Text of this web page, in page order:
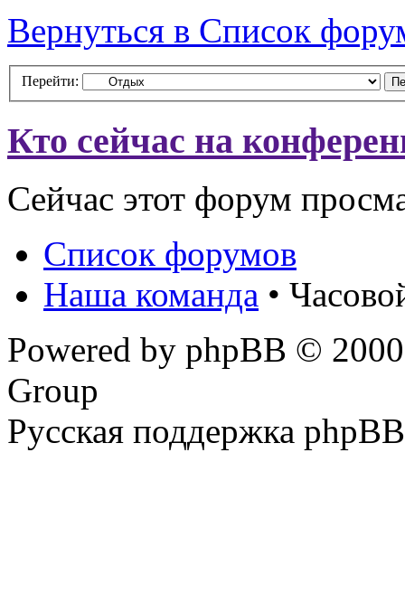
Вернуться в Список
Перейти:
Кто сейчас на
Сейчас этот форум
Список форумов
Наша команда •
Powered by phpBB ©
Group
Русская поддержка phpBB